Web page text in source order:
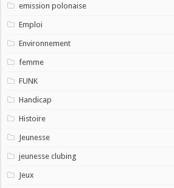
emission polonaise
Emploi
Environnement
femme
FUNK
Handicap
Histoire
Jeunesse
jeunesse clubing
Jeux